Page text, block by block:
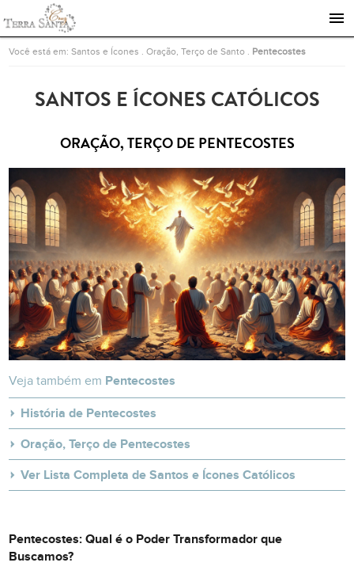
Ir para a página inicial
Você está em:Santos e Ícones .Oração, Terço de Santo Pentecostes
SANTOS E ÍCONES CATÓLICOS
ORAÇÃO, TERÇO DE PENTECOSTES
Veja também em Pentecostes
História de Pentecostes
Oração, Terço de Pentecostes
Ver Lista Completa de Santos e Ícones Católicos
Pentecostes: Qual é o Poder Transformador que
Buscamos?